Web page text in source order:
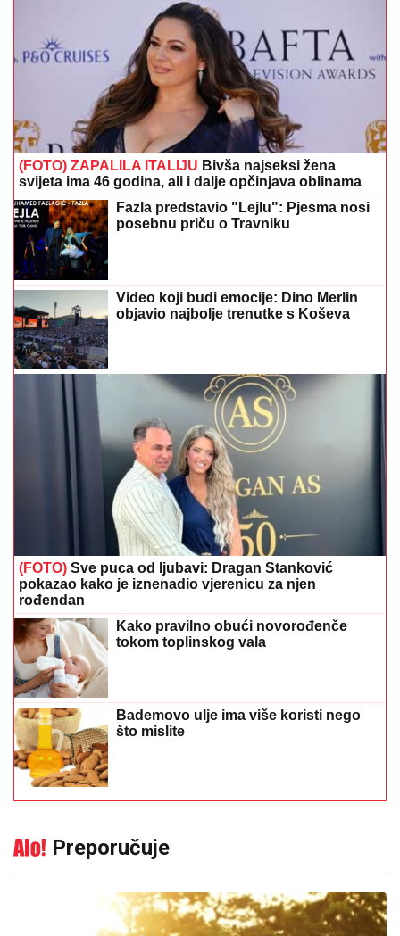
(FOTO) ZAPALILA ITALIJU Bivša najseksi žena
svijeta ima 46 godina, ali i dalje opčinjava oblinama
Fazla predstavio "Lejlu": Pjesma nosi
posebnu priču o Travniku
Video koji budi emocije: Dino Merlin
objavio najbolje trenutke s Koševa
(FOTO) Sve puca od ljubavi: Dragan Stanković
pokazao kako je iznenadio vjerenicu za njen
rođendan
Kako pravilno obući novorođenče
tokom toplinskog vala
Bademovo ulje ima više koristi nego
što mislite
Preporučuje